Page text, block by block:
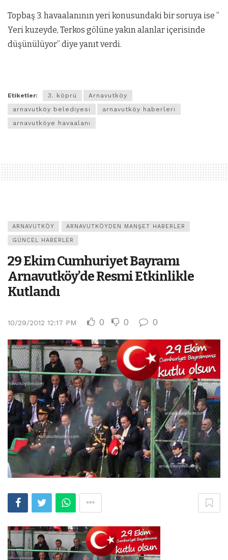
Topbaş 3. havaalanının yeri konusundaki bir soruya ise ”
Yeri kuzeyde, Terkos gölüne yakın alanlar içerisinde
düşünülüyor” diye yanıt verdi.
Etiketler: 3. köprü
Arnavutköy
arnavutköy belediyesi
arnavutköy haberleri
arnavutköye havaalanı
ARNAVUTKÖY ARNAVUTKÖYDEN MANŞET HABERLER
GÜNCEL HABERLER
29 Ekim Cumhuriyet Bayramı
Arnavutköy’de Resmi Etkinlikle
Kutlandı
10/29/2012 12:17 PM 0 0 0